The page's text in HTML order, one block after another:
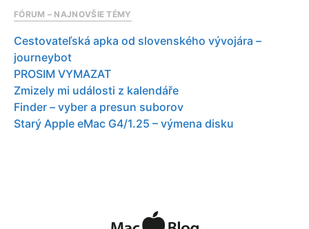
FÓRUM – NAJNOVŠIE TÉMY
Cestovateľská apka od slovenského vývojára –
journeybot
PROSIM VYMAZAT
Zmizely mi události z kalendáře
Finder – vyber a presun suborov
Starý Apple eMac G4/1.25 – výmena disku